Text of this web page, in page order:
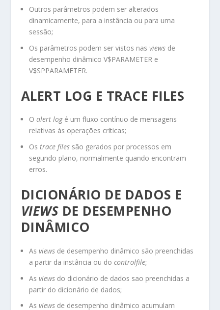
Outros parâmetros podem ser alterados
dinamicamente, para a instância ou para uma
sessão;
Os parâmetros podem ser vistos nas viewsde
desempenho dinâmico V$PARAMETER e
V$SPPARAMETER.
ALERT LOG E TRACE FILES
O alert logé um fluxo contínuo de mensagens
relativas às operações críticas;
Os trace filessão gerados por processos em
segundo plano, normalmente quando encontram
erros.
DICIONÁRIO DE DADOS E
VIEWS DE DESEMPENHO
DINÂMICO
As viewsde desempenho dinâmico são preenchidas
a partir da instância ou do controlfile;
As viewsdo dicionário de dados sao preenchidas a
partir do dicionário de dados;
As viewsde desempenho dinâmico acumulam